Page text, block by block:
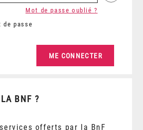
de passe
Mot de passe oublié ?
BNF ?
offerts par la BnF